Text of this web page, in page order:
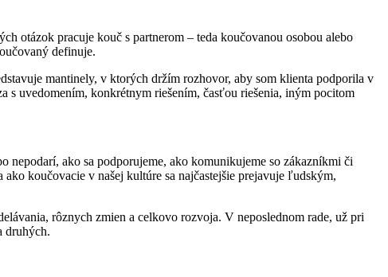
otázok pracuje kouč s partnerom – teda koučovanou osobou alebo
definuje.
mantinely, v ktorých držím rozhovor, aby som klienta podporila v
uvedomením, konkrétnym riešením, časťou riešenia, iným pocitom
nepodarí, ako sa podporujeme, ako komunikujeme so zákazníkmi či
ako koučovacie v našej kultúre sa najčastejšie prejavuje ľudským,
rôznych zmien a celkovo rozvoja. V neposlednom rade, už pri
druhých.